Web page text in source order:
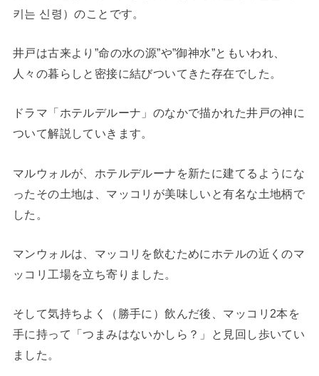
키는 신령）のことです。
井戸は古来より”命の水の源”や”御神水”ともいわれ、
人々の暮らしと密接に結びついてきた存在でした。
ドラマ「ホテルデルーナ」のなかで描かれた井戸の神に
ついて解説していきます。
マルウォルが、ホテルデルーナを新たに建てるようにな
ったその土地は、マッコリが美味しいと有名な土地柄で
した。
マンウォルは、マッコリを飲むためにホテルの近くのマ
ッコリ工場を立ち寄りました。
そして気持ちよく（勝手に）飲んだ後、マッコリ2本を
手に持って「つまみはないかしら？」と見回し歩いてい
ました。